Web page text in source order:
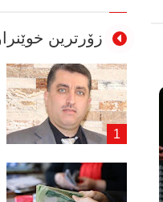
زۆرترین